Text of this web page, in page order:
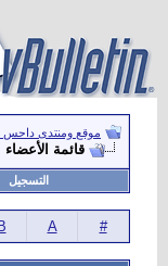
موقع ومنتدى داحس
قائمة الأعضاء
التسجيل
#
A
B